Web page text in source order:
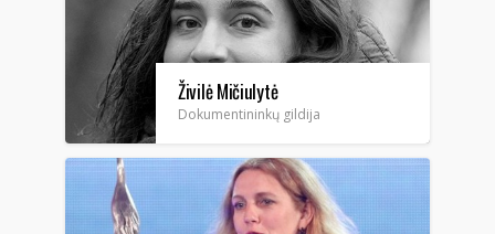
Živilė Mičiulytė
Dokumentininkų gildija